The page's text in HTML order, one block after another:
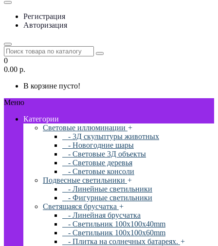
Регистрация
Авторизация
0
0.00 р.
В корзине пусто!
Меню
Категории
Световые иллюминации +
- 3Д скульптуры животных
- Новогодние шары
- Световые 3Д объекты
- Световые деревья
- Световые консоли
Подвесные светильники +
- Линейные светильники
- Фигурные светильники
Светящаяся брусчатка +
- Линейная брусчатка
- Светильник 100x100x40mm
- Светильник 100x100x60mm
- Плитка на солнечных батареях. +